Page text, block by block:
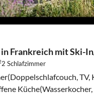
Frankreich mit Ski-
2 Schlafzimmer
TV,